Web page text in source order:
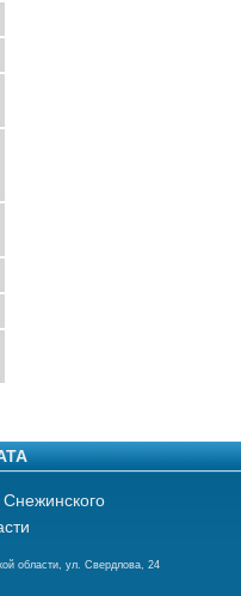
области, ул. Свердлова, 24